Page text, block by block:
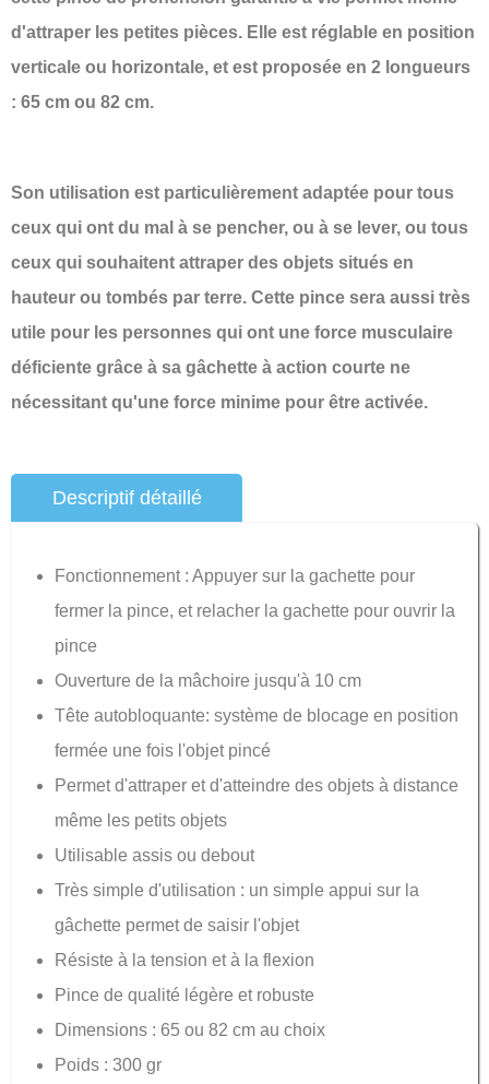
d'attraper les petites pièces. Elle est réglable en position
verticale ou horizontale, et est proposée en 2 longueurs
: 65 cm ou 82 cm.
Son utilisation est particulièrement adaptée pour tous
ceux qui ont du mal à se pencher, ou à se lever, ou tous
ceux qui souhaitent attraper des objets situés en
hauteur ou tombés par terre. Cette pince sera aussi très
utile pour les personnes qui ont une force musculaire
déficiente grâce à sa gâchette à action courte ne
nécessitant qu'une force minime pour être activée.
Descriptif détaillé
Fonctionnement : Appuyer sur la gachette pour
fermer la pince, et relacher la gachette pour ouvrir la
pince
Ouverture de la mâchoire jusqu'à 10 cm
Tête autobloquante: système de blocage en position
fermée une fois l'objet pincé
Permet d'attraper et d'atteindre des objets à distance
même les petits objets
Utilisable assis ou debout
Très simple d'utilisation : un simple appui sur la
gâchette permet de saisir l'objet
Résiste à la tension et à la flexion
Pince de qualité légère et robuste
Dimensions : 65 ou 82 cm au choix
Poids : 300 gr